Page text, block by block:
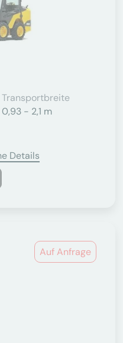
Transportbreite
0,93 - 2,1 m
Details
Auf Anfrage